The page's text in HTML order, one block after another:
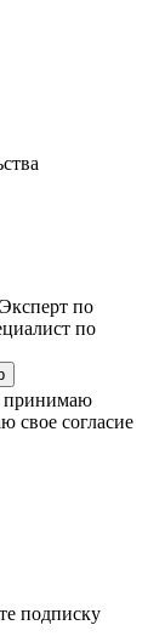
по
по
принимаю
свое согласие
подписку